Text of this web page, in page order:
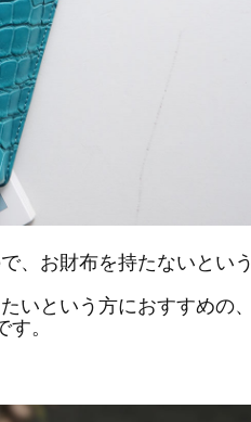
、お財布を持たないという
いという方におすすめの、
。